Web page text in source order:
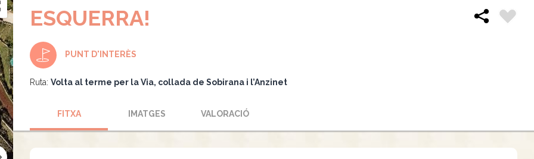
ESQUERRA!
PUNT D'INTERÈS
Ruta: Volta al terme per la Via, collada de Sobirana i l’Anzinet
FITXA IMATGES VALORACIÓ